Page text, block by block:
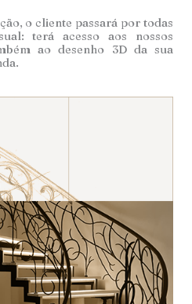
o cliente passará por todas
terá acesso aos nossos
ao desenho 3D da sua